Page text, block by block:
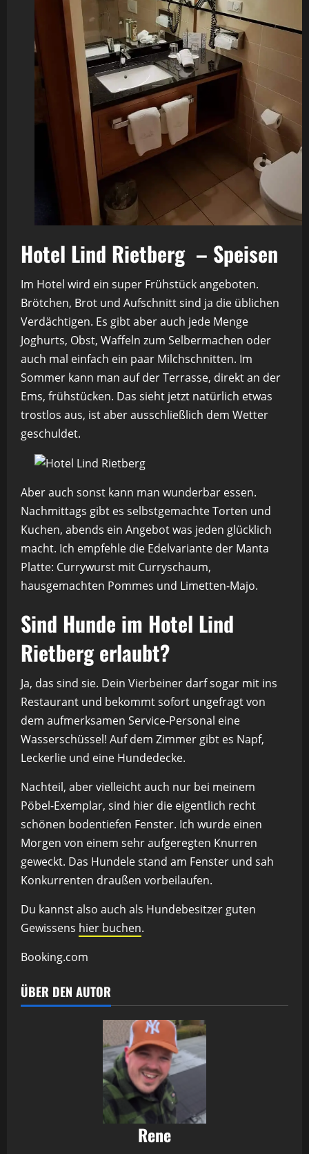
Hotel Lind Rietberg – Speisen
Im Hotel wird ein super Frühstück angeboten.
Brötchen, Brot und Aufschnitt sind ja die üblichen
Verdächtigen. Es gibt aber auch jede Menge
Joghurts, Obst, Waffeln zum Selbermachen oder
auch mal einfach ein paar Milchschnitten. Im
Sommer kann man auf der Terrasse, direkt an der
Ems, frühstücken. Das sieht jetzt natürlich etwas
trostlos aus, ist aber ausschließlich dem Wetter
geschuldet.
Aber auch sonst kann man wunderbar essen.
Nachmittags gibt es selbstgemachte Torten und
Kuchen, abends ein Angebot was jeden glücklich
macht. Ich empfehle die Edelvariante der Manta
Platte: Currywurst mit Curryschaum,
hausgemachten Pommes und Limetten-Majo.
Sind Hunde im Hotel Lind
Rietberg erlaubt?
Ja, das sind sie. Dein Vierbeiner darf sogar mit ins
Restaurant und bekommt sofort ungefragt von
dem aufmerksamen Service-Personal eine
Wasserschüssel! Auf dem Zimmer gibt es Napf,
Leckerlie und eine Hundedecke.
Nachteil, aber vielleicht auch nur bei meinem
Pöbel-Exemplar, sind hier die eigentlich recht
schönen bodentiefen Fenster. Ich wurde einen
Morgen von einem sehr aufgeregten Knurren
geweckt. Das Hundele stand am Fenster und sah
Konkurrenten draußen vorbeilaufen.
Du kannst also auch als Hundebesitzer guten
Gewissens hier buchen.
Booking.com
ÜBER DEN AUTOR
Rene